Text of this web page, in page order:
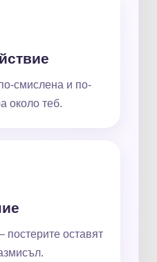
смислена и по-
около теб.
постерите оставят